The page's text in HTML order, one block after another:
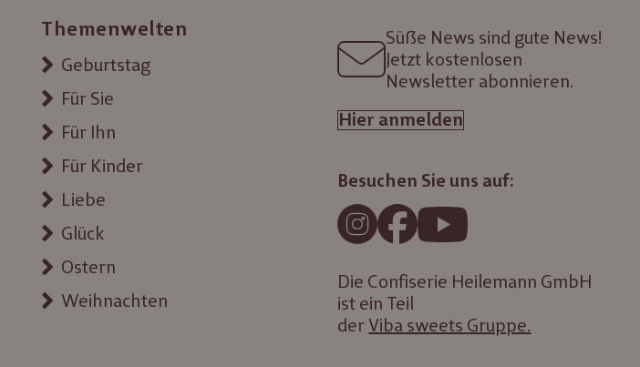
Themenwelten
Geburtstag
Für Sie
Für Ihn
Für Kinder
Liebe
Glück
Ostern
Weihnachten
Süße News sind gute News!
Jetzt kostenlosen
Newsletter abonnieren.
Hier anmelden
Besuchen Sie uns auf:
Die Confiserie Heilemann GmbH
ist ein Teil
der Viba sweets Gruppe.